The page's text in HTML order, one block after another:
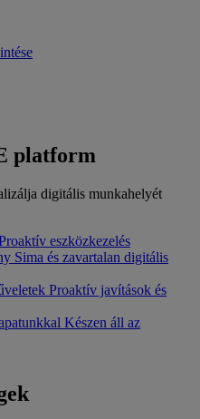
platform
digitális munkahelyét
eszközkezelés
Sima és zavartalan digitális
Proaktív javítások és
Készen áll az